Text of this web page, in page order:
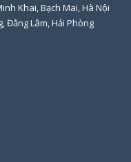
Khai, Bạch Mai, Hà Nội
Đằng Lâm, Hải Phòng